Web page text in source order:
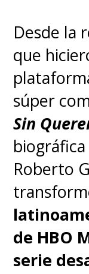
Desde la
que
súper
Sin
Roberto
de HBO
serie